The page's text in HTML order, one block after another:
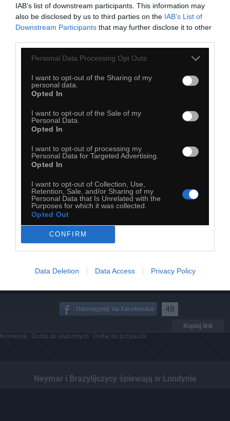
IAB’s list of downstream participants. This information may
also be disclosed by us to third parties on the IAB’s List of
Downstream Participants that may further disclose it to other
Personal Data Processing Opt Outs
I want to opt-out of the Sharing of my
personal data.
Opted In
I want to opt-out of the Sale of my
Personal Data.
Opted In
I want to opt-out of processing my
Personal Data for Targeted Advertising.
Opted In
I want to opt-out of Collection, Use,
Retention, Sale, and/or Sharing of my
Personal Data that Is Unrelated with the
Purposes for which it was collected.
Opted Out
CONFIRM
Data Deletion Data Access Privacy Policy
Beckham niespodzianką dla fanów
48
Kopiuj link
Komentuj Dodaj do ulubionych Dodaj do przyjaciół
Neymar i Brazylijczycy śpiewają w Londynie